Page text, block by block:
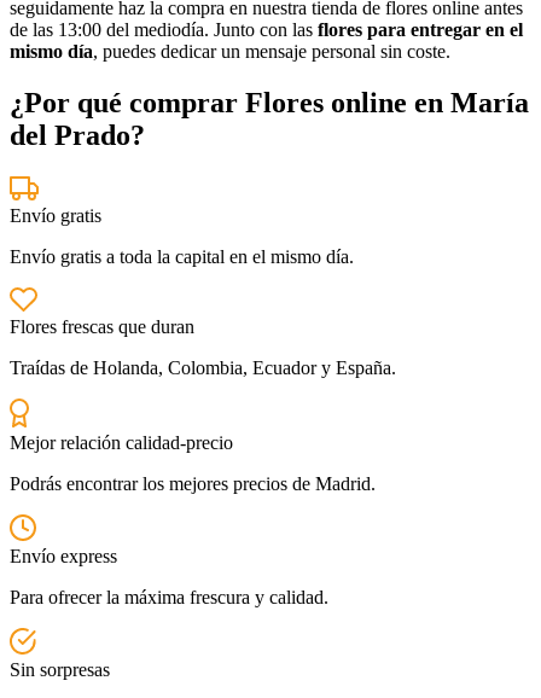
seguidamente haz la compra en nuestra tienda de flores online antes
de las 13:00 del mediodía. Junto con las flores para entregar en el
mismo día, puedes dedicar un mensaje personal sin coste.
¿Por qué comprar Flores online en María
del Prado?
Envío gratis
Envío gratis a toda la capital en el mismo día.
Flores frescas que duran
Traídas de Holanda, Colombia, Ecuador y España.
Mejor relación calidad-precio
Podrás encontrar los mejores precios de Madrid.
Envío express
Para ofrecer la máxima frescura y calidad.
Sin sorpresas